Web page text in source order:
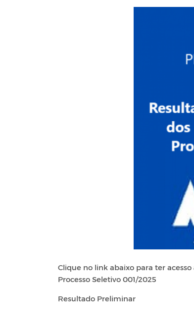
Clique no link abaixo para ter
Processo Seletivo 001/2025
Resultado Preliminar